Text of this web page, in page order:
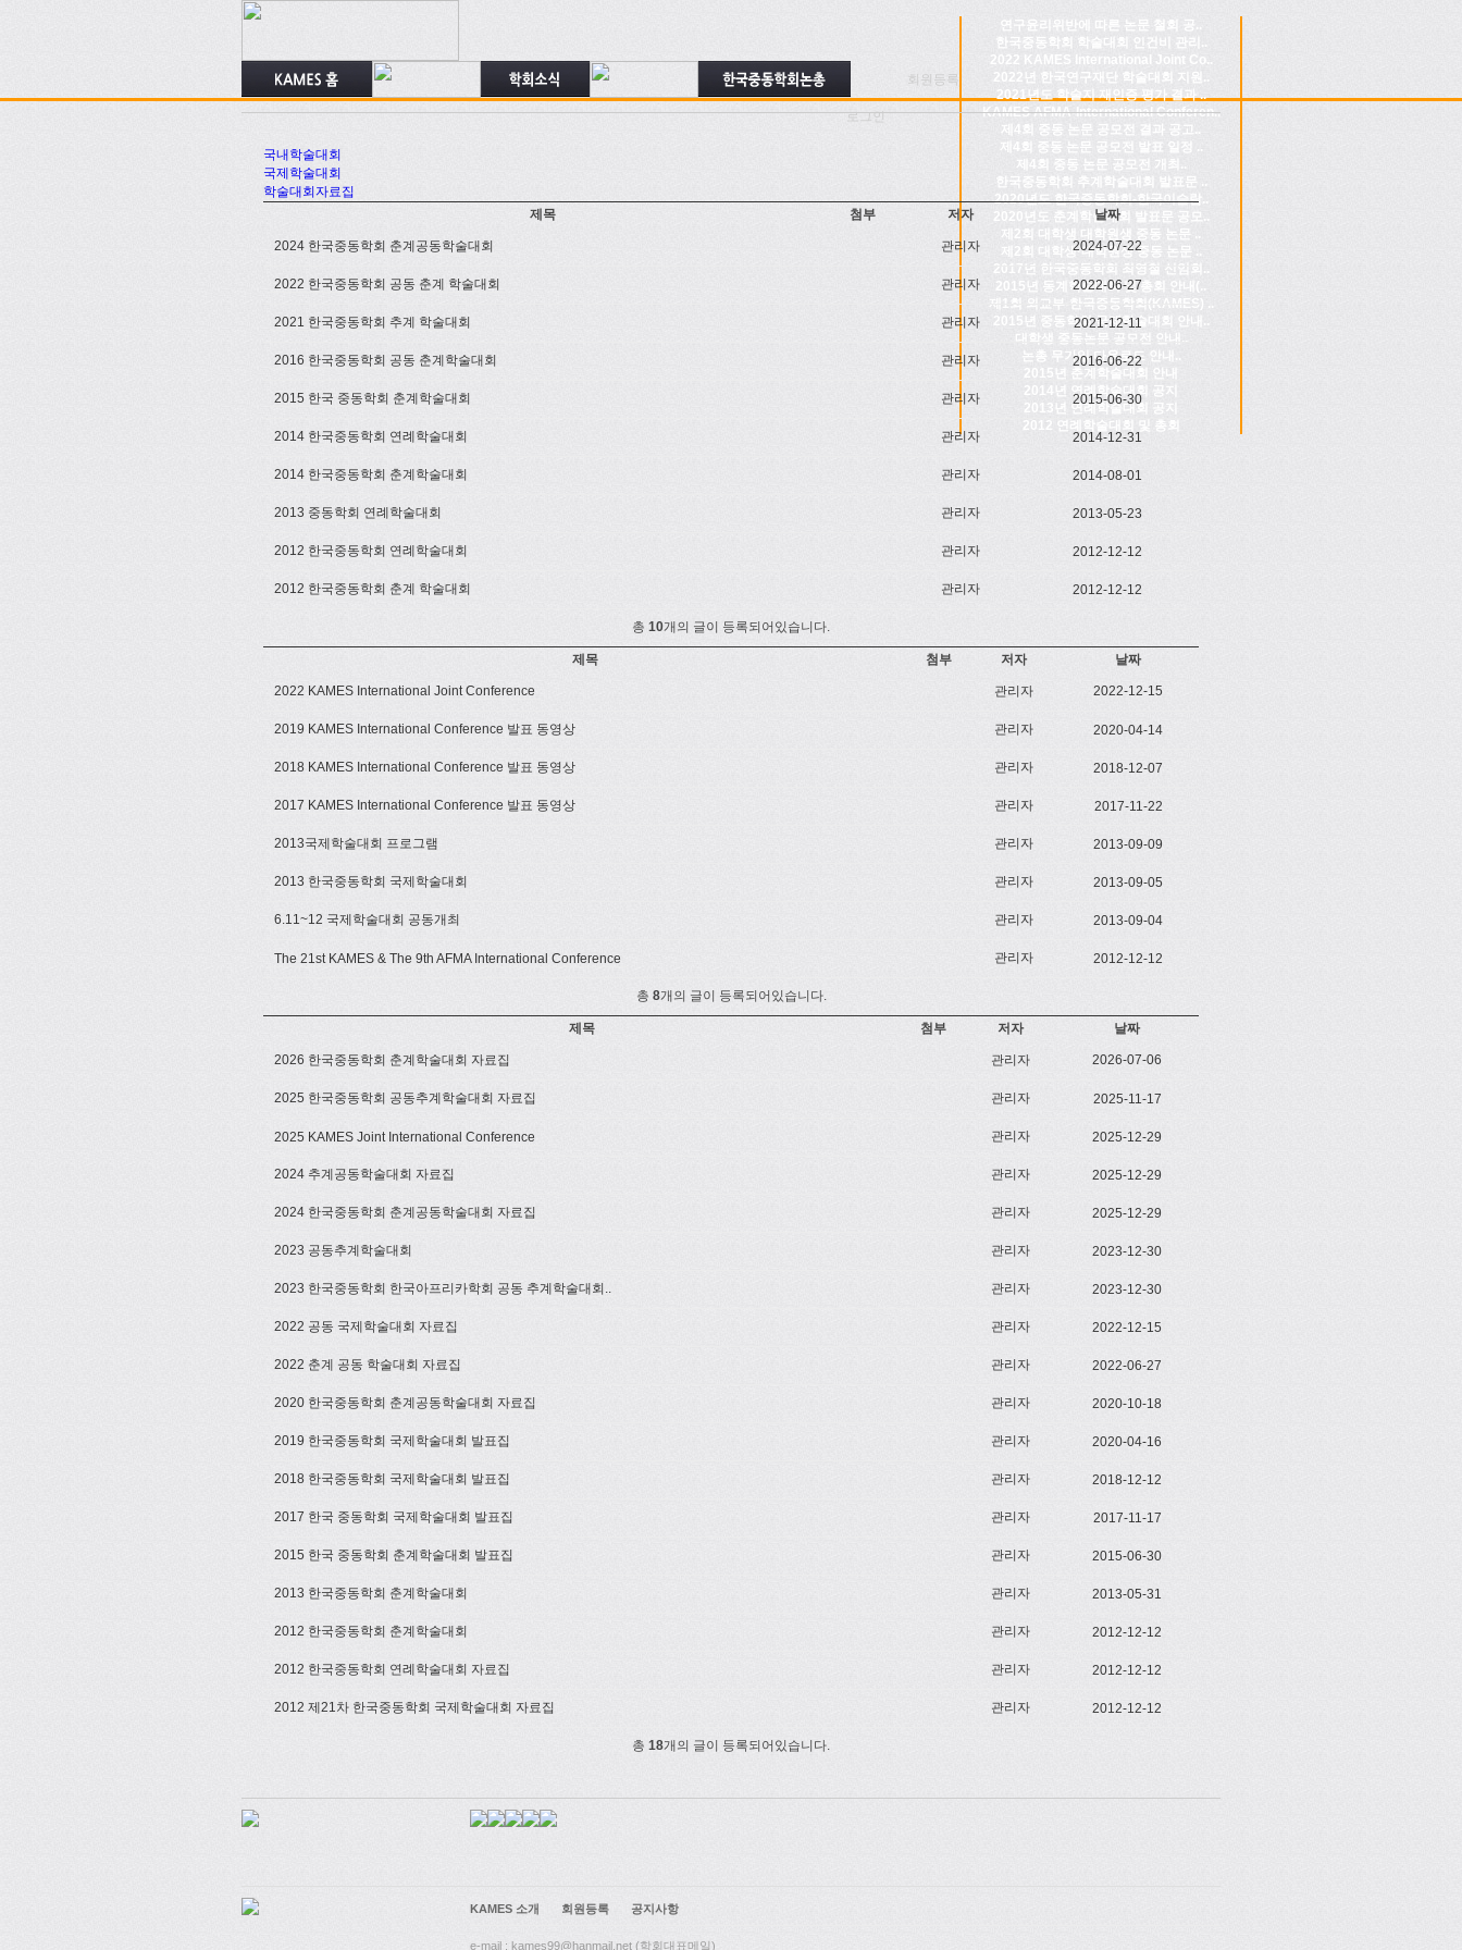
연구윤리위반에 따른 논문 철회 공..
한국중동학회 학술대회 인건비 관리..
2022 KAMES International Joint Co..
2022년 한국연구재단 학술대회 지원..
2021년도 학술지 재인증 평가 결과 ..
KAMES AFMA-International Conferen..
제4회 중동 논문 공모전 결과 공고..
제4회 중동 논문 공모전 발표 일정 ..
제4회 중동 논문 공모전 개최..
한국중동학회 추계학술대회 발표문 ..
2020년도 한국중동학회-한국이슬람..
2020년도 춘계학술대회 발표문 공모..
제2회 대학생 대학원생 중동 논문 ..
제2회 대학생·대학원생 중동 논문 ..
2017년 한국중동학회 최영철 신임회..
2015년 동계학술대회 및 총회 안내(..
제1회 외교부-한국중동학회(KAMES) ..
2015년 중동학회 국제학술대회 안내..
대학생 중동논문 공모전 안내..
논총 무가입 다운로드 안내..
2015년 춘계학술대회 안내
2014년 연례학술대회 공지
2013년 연례학술대회 공지
2012 연례학술대회 및 총회
회원등록
로그인
국내학술대회
국제학술대회
학술대회자료집
제목
첨부 저자 날짜
2024 한국중동학회 춘계공동학술대회 관리자 2024-07-22
2022 한국중동학회 공동 춘계 학술대회 관리자 2022-06-27
2021 한국중동학회 추계 학술대회 관리자 2021-12-11
2016 한국중동학회 공동 춘계학술대회 관리자 2016-06-22
2015 한국 중동학회 춘계학술대회 관리자 2015-06-30
2014 한국중동학회 연례학술대회 관리자 2014-12-31
2014 한국중동학회 춘계학술대회 관리자 2014-08-01
2013 중동학회 연례학술대회 관리자 2013-05-23
2012 한국중동학회 연례학술대회 관리자 2012-12-12
2012 한국중동학회 춘계 학술대회 관리자 2012-12-12
총 10개의 글이 등록되어있습니다.
제목 첨부 저자 날짜
2022 KAMES International Joint Conference 관리자 2022-12-15
2019 KAMES International Conference 발표 동영상 관리자 2020-04-14
2018 KAMES International Conference 발표 동영상 관리자 2018-12-07
2017 KAMES International Conference 발표 동영상 관리자 2017-11-22
2013국제학술대회 프로그램 관리자 2013-09-09
2013 한국중동학회 국제학술대회 관리자 2013-09-05
6.11~12 국제학술대회 공동개최 관리자 2013-09-04
The 21st KAMES & The 9th AFMA International Conference 관리자 2012-12-12
총 8개의 글이 등록되어있습니다.
제목 첨부 저자 날짜
2026 한국중동학회 춘계학술대회 자료집 관리자 2026-07-06
2025 한국중동학회 공동추계학술대회 자료집 관리자 2025-11-17
2025 KAMES Joint International Conference 관리자 2025-12-29
2024 추계공동학술대회 자료집 관리자 2025-12-29
2024 한국중동학회 춘계공동학술대회 자료집 관리자 2025-12-29
2023 공동추계학술대회 관리자 2023-12-30
2023 한국중동학회 한국아프리카학회 공동 추계학술대회.. 관리자 2023-12-30
2022 공동 국제학술대회 자료집 관리자 2022-12-15
2022 춘계 공동 학술대회 자료집 관리자 2022-06-27
2020 한국중동학회 춘계공동학술대회 자료집 관리자 2020-10-18
2019 한국중동학회 국제학술대회 발표집 관리자 2020-04-16
2018 한국중동학회 국제학술대회 발표집 관리자 2018-12-12
2017 한국 중동학회 국제학술대회 발표집 관리자 2017-11-17
2015 한국 중동학회 춘계학술대회 발표집 관리자 2015-06-30
2013 한국중동학회 춘계학술대회 관리자 2013-05-31
2012 한국중동학회 춘계학술대회 관리자 2012-12-12
2012 한국중동학회 연례학술대회 자료집 관리자 2012-12-12
2012 제21차 한국중동학회 국제학술대회 자료집 관리자 2012-12-12
총 18개의 글이 등록되어있습니다.
KAMES 소개 회원등록 공지사항
e-mail : kames99@hanmail.net (학회대표메일)